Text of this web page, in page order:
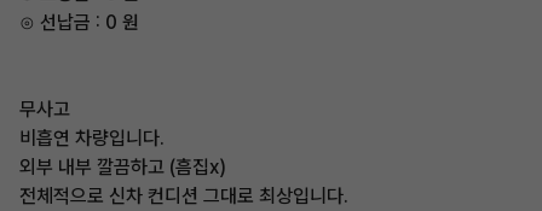
⊙ 선납금 : 0 원
무사고
비흡연 차량입니다.
외부 내부 깔끔하고 (흠집x)
전체적으로 신차 컨디션 그대로 최상입니다.